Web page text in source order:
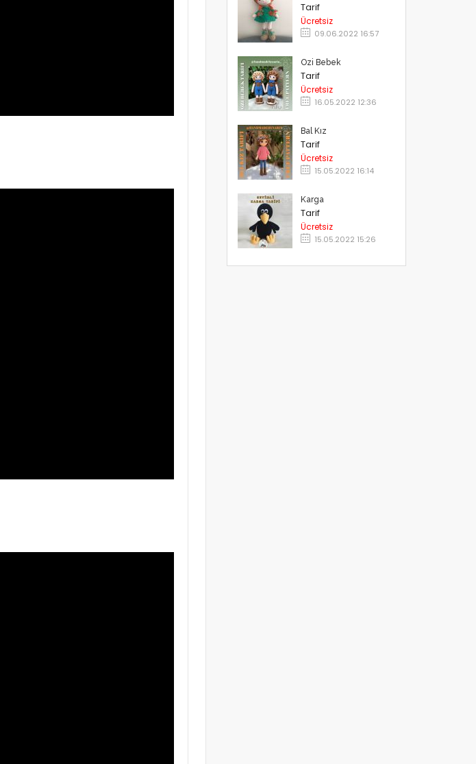
Tarif
Ücretsiz
09.06.2022 16:57
Ozi Bebek
Tarif
Ücretsiz
16.05.2022 12:36
Bal Kız
Tarif
Ücretsiz
15.05.2022 16:14
Karga
Tarif
Ücretsiz
15.05.2022 15:26